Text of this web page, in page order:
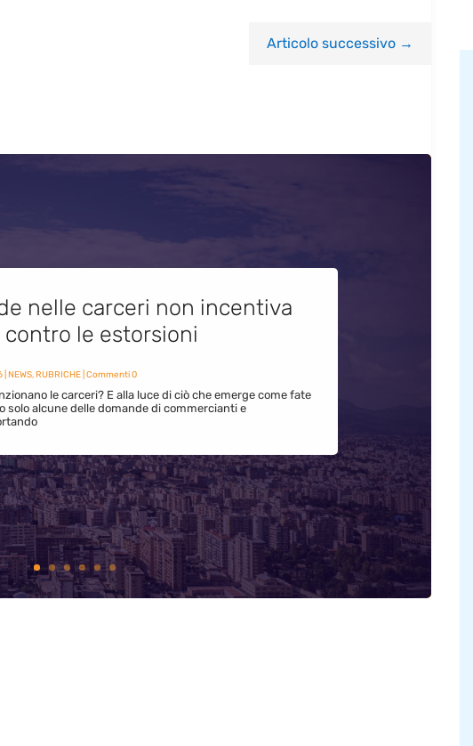
Articolo successivo→
nelle carceri non incentiva
le estorsioni
| NEWS,RUBRICHE| Commenti 0
le carceri? E alla luce di ciò che emerge come fate
solo alcune delle domande di commercianti e